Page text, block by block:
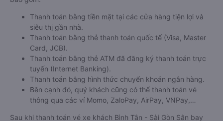
Thanh toán bằng tiền mặt tại các cửa hàng tiện lợi và
siêu thị gần nhà.
Thanh toán bằng thẻ thanh toán quốc tế (Visa, Master
Card, JCB).
Thanh toán bằng thẻ ATM đã đăng ký thanh toán trực
tuyến (Internet Banking).
Thanh toán bằng hình thức chuyển khoản ngân hàng.
Bên cạnh đó, quý khách cũng có thể thanh toán vé
thông qua các ví Momo, ZaloPay, AirPay, VNPay,…
Sau khi thanh toán vé xe khách Bình Tân - Sài Gòn Sân bay